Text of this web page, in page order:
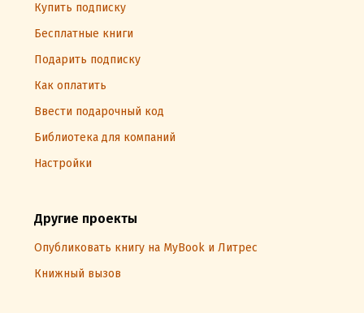
Купить подписку
Бесплатные книги
Подарить подписку
Как оплатить
Ввести подарочный код
Библиотека для компаний
Настройки
Другие проекты
Опубликовать книгу на MyBook и Литрес
Книжный вызов